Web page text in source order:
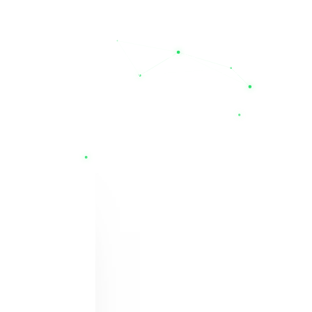
همین حالا می‌توانید قیمت باتری یو پی اس
قطعی برق دیگر یک بحران نیست؛ تخصص ما، حفظ